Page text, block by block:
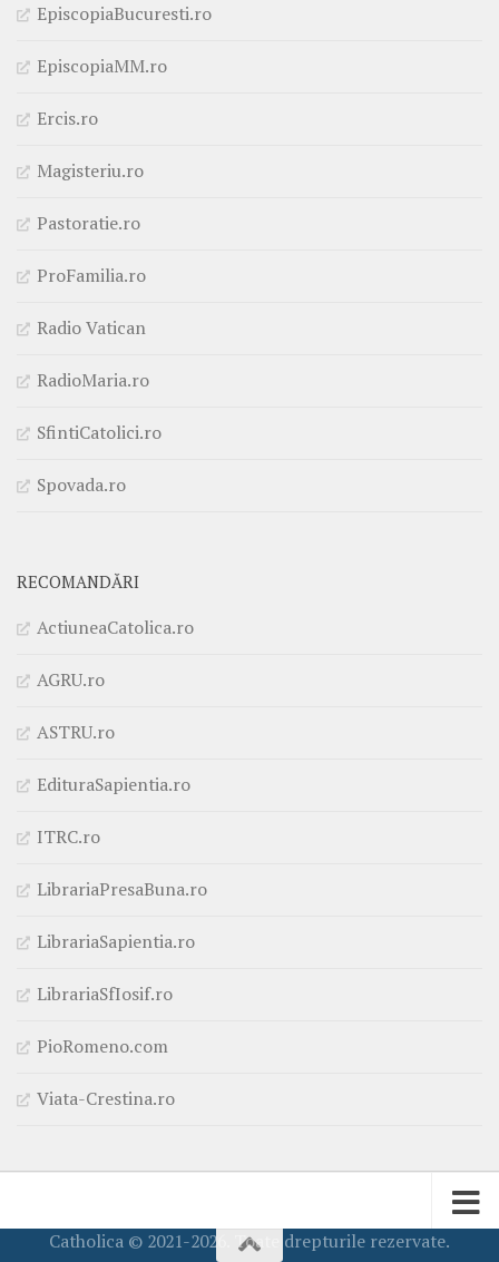
EpiscopiaBucuresti.ro
EpiscopiaMM.ro
Ercis.ro
Magisteriu.ro
Pastoratie.ro
ProFamilia.ro
Radio Vatican
RadioMaria.ro
SfintiCatolici.ro
Spovada.ro
RECOMANDĂRI
ActiuneaCatolica.ro
AGRU.ro
ASTRU.ro
EdituraSapientia.ro
ITRC.ro
LibrariaPresaBuna.ro
LibrariaSapientia.ro
LibrariaSfIosif.ro
PioRomeno.com
Viata-Crestina.ro
Catholica © 2021-2026. Toate drepturile rezervate.